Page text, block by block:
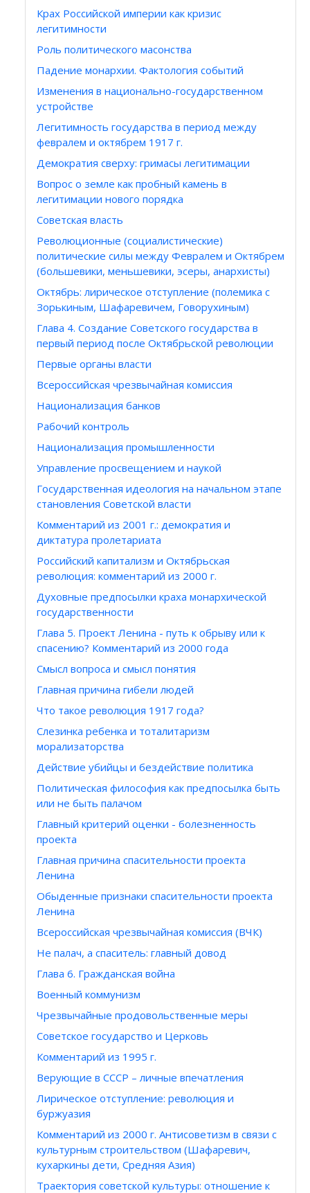
Крах Российской империи как кризис
легитимности
Роль политического масонства
Падение монархии. Фактология событий
Изменения в национально-государственном
устройстве
Легитимность государства в период между
февралем и октябрем 1917 г.
Демократия сверху: гримасы легитимации
Вопрос о земле как пробный камень в
легитимации нового порядка
Советская власть
Революционные (социалистические)
политические силы между Февралем и Октябрем
(большевики, меньшевики, эсеры, анархисты)
Октябрь: лирическое отступление (полемика с
Зорькиным, Шафаревичем, Говорухиным)
Глава 4. Создание Советского государства в
первый период после Октябрьской революции
Первые органы власти
Всероссийская чрезвычайная комиссия
Национализация банков
Рабочий контроль
Национализация промышленности
Управление просвещением и наукой
Государственная идеология на начальном этапе
становления Советской власти
Комментарий из 2001 г.: демократия и
диктатура пролетариата
Российский капитализм и Октябрьская
революция: комментарий из 2000 г.
Духовные предпосылки краха монархической
государственности
Глава 5. Проект Ленина - путь к обрыву или к
спасению? Комментарий из 2000 года
Смысл вопроса и смысл понятия
Главная причина гибели людей
Что такое революция 1917 года?
Слезинка ребенка и тоталитаризм
морализаторства
Действие убийцы и бездействие политика
Политическая философия как предпосылка быть
или не быть палачом
Главный критерий оценки - болезненность
проекта
Главная причина спасительности проекта
Ленина
Обыденные признаки спасительности проекта
Ленина
Всероссийская чрезвычайная комиссия (ВЧК)
Не палач, а спаситель: главный довод
Глава 6. Гражданская война
Военный коммунизм
Чрезвычайные продовольственные меры
Советское государство и Церковь
Комментарий из 1995 г.
Верующие в СССР – личные впечатления
Лирическое отступление: революция и
буржуазия
Комментарий из 2000 г. Антисоветизм в связи с
культурным строительством (Шафаревич,
кухаркины дети, Средняя Азия)
Траектория советской культуры: отношение к